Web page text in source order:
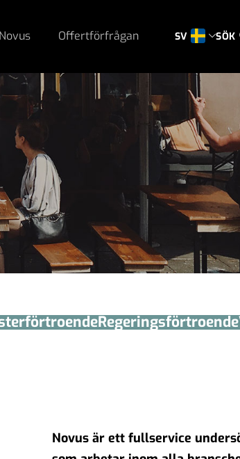
Offertförfrågan SV SÖK
Regerings­förtroende
Novus är ett fullservice